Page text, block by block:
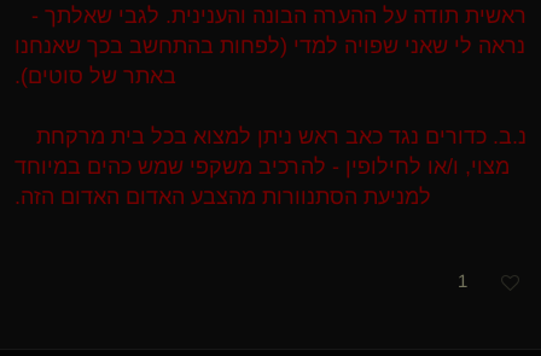
ראשית תודה על ההערה הבונה והענינית. לגבי שאלתך -
נראה לי שאני שפויה למדי (לפחות בהתחשב בכך שאנחנו
באתר של סוטים).
נ.ב. כדורים נגד כאב ראש ניתן למצוא בכל בית מרקחת
מצוי, ו/או לחילופין - להרכיב משקפי שמש כהים במיוחד
למניעת הסתנוורות מהצבע האדום האדום הזה.
1